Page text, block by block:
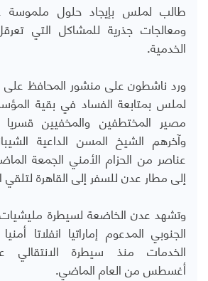
طالب لملس بإيجاد حلول ملموسة
ومعالجات جذرية للمشاكل التي
الخدمية.
ورد ناشطون على منشور المحافظ
لملس بمتابعة الفساد في بقية
مصير المختطفين والمخفيين
وآخرهم الشيخ المسن الداعية
عناصر من الحزام الأمني الجمعة
إلى مطار عدن للسفر إلى القاهرة لتلقي
وتشهد عدن الخاضعة لسيطرة مليشيات
الجنوبي المدعوم إماراتيا انفلاتا
الخدمات منذ سيطرة الانتقالي
أغسطس من العام الماضي.